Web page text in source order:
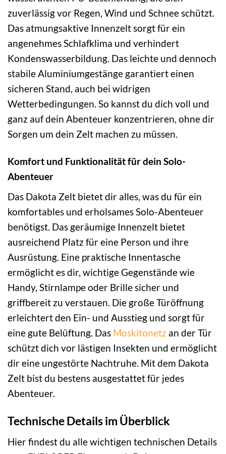
zuverlässig vor Regen, Wind und Schnee schützt.
Das atmungsaktive Innenzelt sorgt für ein
angenehmes Schlafklima und verhindert
Kondenswasserbildung. Das leichte und dennoch
stabile Aluminiumgestänge garantiert einen
sicheren Stand, auch bei widrigen
Wetterbedingungen. So kannst du dich voll und
ganz auf dein Abenteuer konzentrieren, ohne dir
Sorgen um dein Zelt machen zu müssen.
Komfort und Funktionalität für dein Solo-
Abenteuer
Das Dakota Zelt bietet dir alles, was du für ein
komfortables und erholsames Solo-Abenteuer
benötigst. Das geräumige Innenzelt bietet
ausreichend Platz für eine Person und ihre
Ausrüstung. Eine praktische Innentasche
ermöglicht es dir, wichtige Gegenstände wie
Handy, Stirnlampe oder Brille sicher und
griffbereit zu verstauen. Die große Türöffnung
erleichtert den Ein- und Ausstieg und sorgt für
eine gute Belüftung. Das Moskitonetz an der Tür
schützt dich vor lästigen Insekten und ermöglicht
dir eine ungestörte Nachtruhe. Mit dem Dakota
Zelt bist du bestens ausgestattet für jedes
Abenteuer.
Technische Details im Überblick
Hier findest du alle wichtigen technischen Details